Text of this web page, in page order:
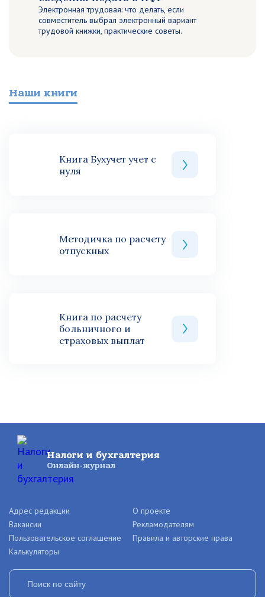
Электронная трудовая: что делать, если
совместитель выбрал электронный вариант
трудовой книжки, практические советы.
Наши книги
Книга Бухучет учет с
нуля
Методичка по расчету
отпускных
Книга по расчету
больничного и
страховых выплат
Налоги и бухгалтерия
Онлайн-журнал
Адрес редакции
О проекте
Вакансии
Рекламодателям
Пользовательское соглашение
Правила и авторские права
Калькуляторы